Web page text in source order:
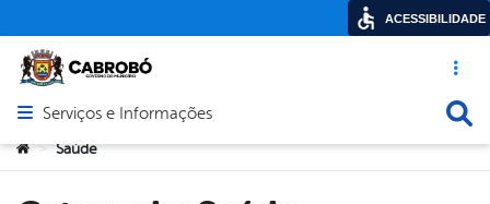
Acesso
Abrir menu principal de navegação
Serviços e Informações
Você está aqui:
> Saúde
ACESSIBILIDADE